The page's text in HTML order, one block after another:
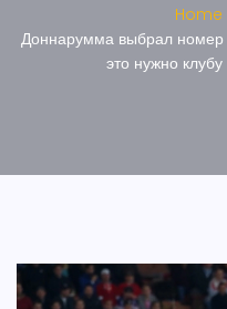
Home
Доннарумма выбрал номер
это нужно